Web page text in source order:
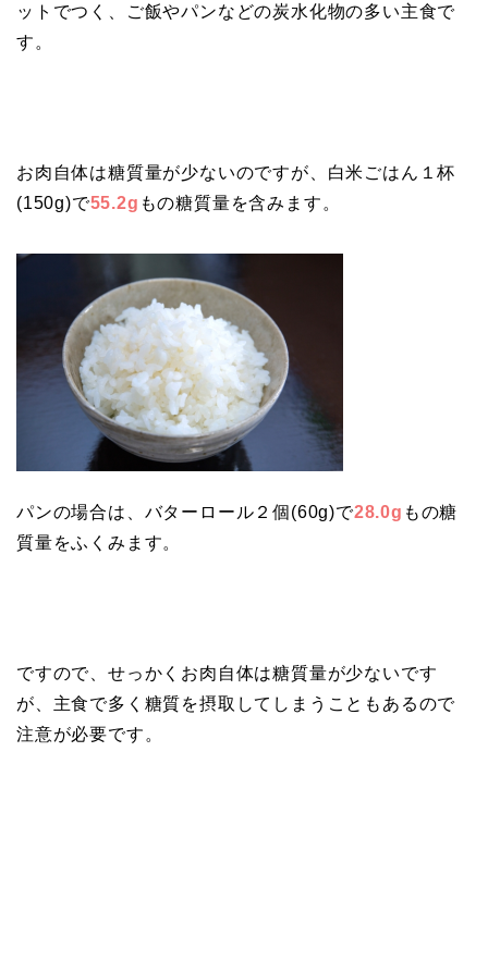
ットでつく、ご飯やパンなどの炭水化物の多い主食で
す。
お肉自体は糖質量が少ないのですが、白米ごはん１杯
(150g)で55.2g もの糖質量を含みます。
パンの場合は、バターロール２個(60g)で28.0g もの糖
質量をふくみます。
ですので、せっかくお肉自体は糖質量が少ないです
が、主食で多く糖質を摂取してしまうこともあるので
注意が必要です。